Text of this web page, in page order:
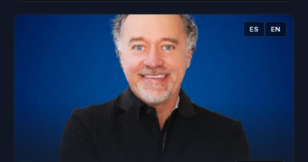
ES EN